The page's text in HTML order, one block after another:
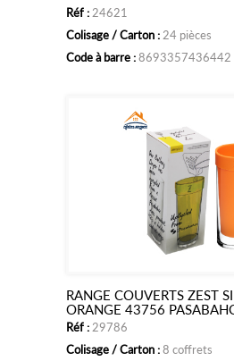
panier
Réf : 24621
Colisage / Carton : 24 pièces
Code à barre :8693357436442
Ajouter
panier
RANGE COUVERTS ZEST
ORANGE 43756
Réf : 29786
Colisage / Carton :8 coffrets